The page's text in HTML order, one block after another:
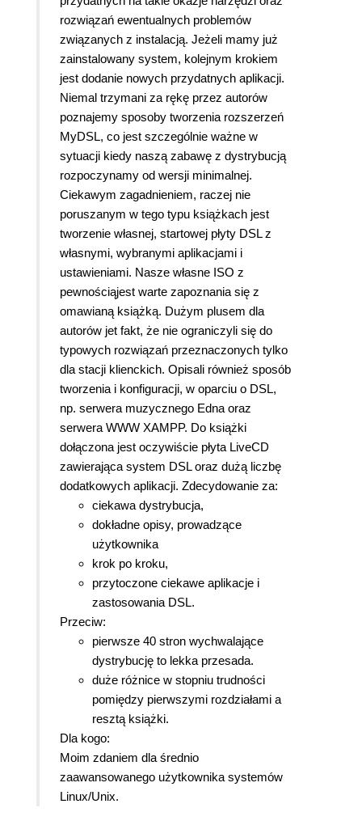
rozwiązań ewentualnych problemów
związanych z instalacją. Jeżeli mamy już
zainstalowany system, kolejnym krokiem
jest dodanie nowych przydatnych aplikacji.
Niemal trzymani za rękę przez autorów
poznajemy sposoby tworzenia rozszerzeń
MyDSL, co jest szczególnie ważne w
sytuacji kiedy naszą zabawę z dystrybucją
rozpoczynamy od wersji minimalnej.
Ciekawym zagadnieniem, raczej nie
poruszanym w tego typu książkach jest
tworzenie własnej, startowej płyty DSL z
własnymi, wybranymi aplikacjami i
ustawieniami. Nasze własne ISO z
pewnościąjest warte zapoznania się z
omawianą książką. Dużym plusem dla
autorów jet fakt, że nie ograniczyli się do
typowych rozwiązań przeznaczonych tylko
dla stacji klienckich. Opisali również sposób
tworzenia i konfiguracji, w oparciu o DSL,
np. serwera muzycznego Edna oraz
serwera WWW XAMPP. Do książki
dołączona jest oczywiście płyta LiveCD
zawierająca system DSL oraz dużą liczbę
dodatkowych aplikacji. Zdecydowanie za:
ciekawa dystrybucja,
dokładne opisy, prowadzące
użytkownika
krok po kroku,
przytoczone ciekawe aplikacje i
zastosowania DSL.
Przeciw:
pierwsze 40 stron wychwalające
dystrybucję to lekka przesada.
duże różnice w stopniu trudności
pomiędzy pierwszymi rozdziałami a
resztą książki.
Dla kogo:
Moim zdaniem dla średnio
zaawansowanego użytkownika systemów
Linux/Unix.